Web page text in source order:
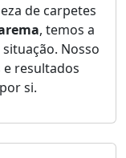
de carpetes
, temos a
Nosso
resultados
si.